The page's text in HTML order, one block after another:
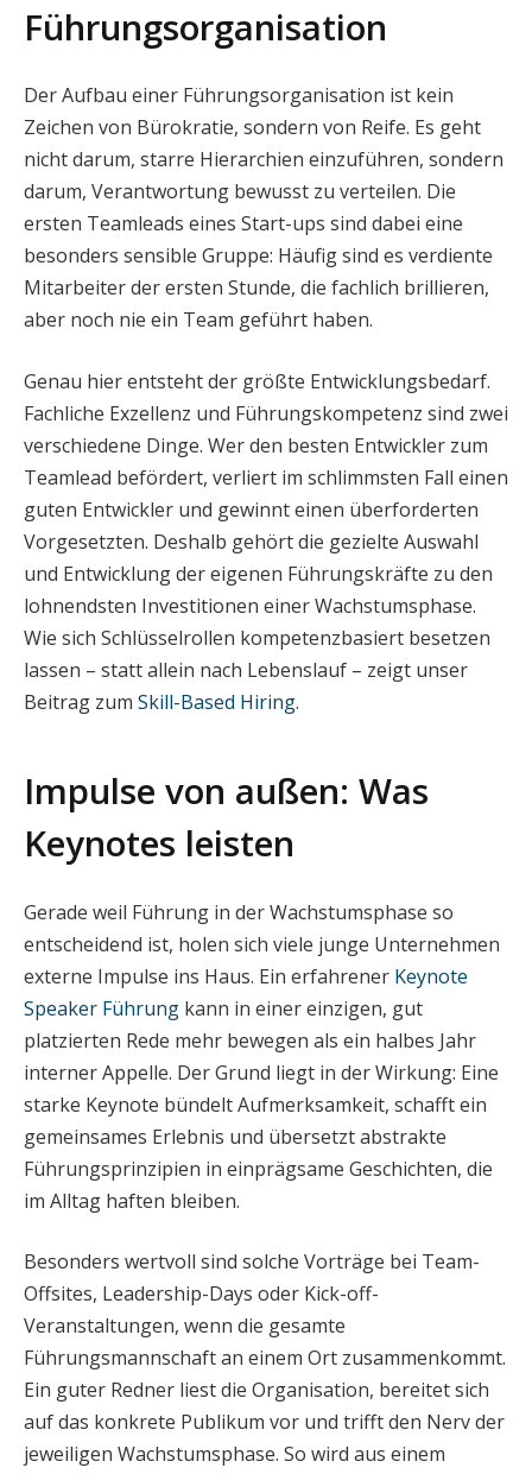
Führungsorganisation
Der Aufbau einer Führungsorganisation ist kein
Zeichen von Bürokratie, sondern von Reife. Es geht
nicht darum, starre Hierarchien einzuführen, sondern
darum, Verantwortung bewusst zu verteilen. Die
ersten Teamleads eines Start-ups sind dabei eine
besonders sensible Gruppe: Häufig sind es verdiente
Mitarbeiter der ersten Stunde, die fachlich brillieren,
aber noch nie ein Team geführt haben.
Genau hier entsteht der größte Entwicklungsbedarf.
Fachliche Exzellenz und Führungskompetenz sind zwei
verschiedene Dinge. Wer den besten Entwickler zum
Teamlead befördert, verliert im schlimmsten Fall einen
guten Entwickler und gewinnt einen überforderten
Vorgesetzten. Deshalb gehört die gezielte Auswahl
und Entwicklung der eigenen Führungskräfte zu den
lohnendsten Investitionen einer Wachstumsphase.
Wie sich Schlüsselrollen kompetenzbasiert besetzen
lassen – statt allein nach Lebenslauf – zeigt unser
Beitrag zum Skill-Based Hiring.
Impulse von außen: Was
Keynotes leisten
Gerade weil Führung in der Wachstumsphase so
entscheidend ist, holen sich viele junge Unternehmen
externe Impulse ins Haus. Ein erfahrener Keynote
Speaker Führung kann in einer einzigen, gut
platzierten Rede mehr bewegen als ein halbes Jahr
interner Appelle. Der Grund liegt in der Wirkung: Eine
starke Keynote bündelt Aufmerksamkeit, schafft ein
gemeinsames Erlebnis und übersetzt abstrakte
Führungsprinzipien in einprägsame Geschichten, die
im Alltag haften bleiben.
Besonders wertvoll sind solche Vorträge bei Team-
Offsites, Leadership-Days oder Kick-off-
Veranstaltungen, wenn die gesamte
Führungsmannschaft an einem Ort zusammenkommt.
Ein guter Redner liest die Organisation, bereitet sich
auf das konkrete Publikum vor und trifft den Nerv der
jeweiligen Wachstumsphase. So wird aus einem